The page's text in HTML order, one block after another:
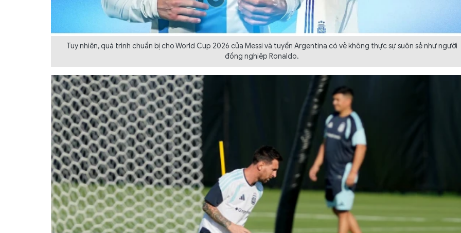
Tuy nhiên, quá trình chuẩn bị cho World Cup 2026 của Messi và tuyển Argentina có vẻ không thực sự suôn sẻ như người
đồng nghiệp Ronaldo.